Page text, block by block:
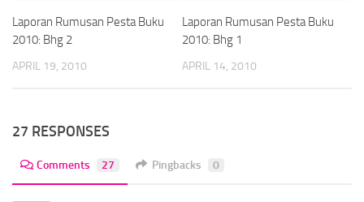
Laporan Rumusan Pesta Buku
2010: Bhg 2
APRIL 19, 2010
Laporan Rumusan Pesta Buku
2010: Bhg 1
APRIL 14, 2010
27 RESPONSES
Comments 27 Pingbacks 0